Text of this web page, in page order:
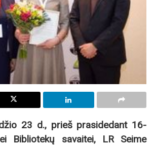
23 d., prieš prasidedant 16-
Bibliotekų savaitei, LR Seime